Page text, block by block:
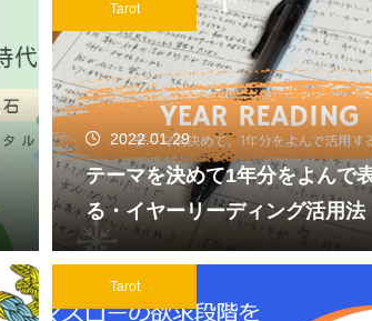
Tarot
2022.01.29
テーマを決めて1年分をよんで
る・イヤーリーディング活用法
Tarot